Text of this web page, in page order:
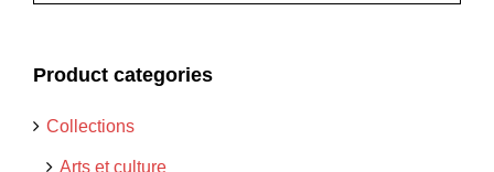
Product categories
Collections
Arts et culture